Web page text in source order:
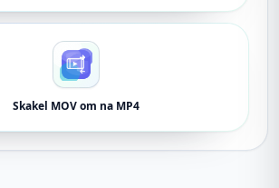
Skakel MOV om na MP4